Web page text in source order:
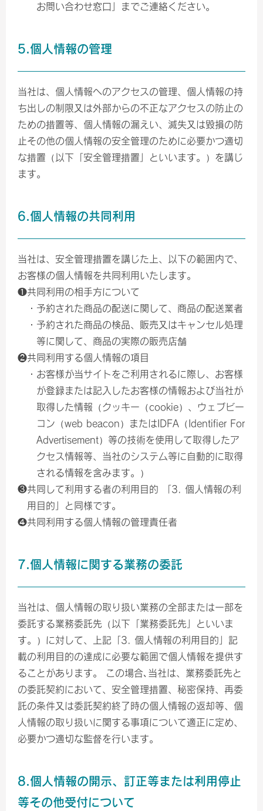
お問い合わせ窓口」までご連絡ください。
5.個人情報の管理
当社は、個人情報へのアクセスの管理、個人情報の持
ち出しの制限又は外部からの不正なアクセスの防止の
ための措置等、個人情報の漏えい、滅失又は毀損の防
止その他の個人情報の安全管理のために必要かつ適切
な措置（以下「安全管理措置」といいます。）を講じ
ます。
6.個人情報の共同利用
当社は、安全管理措置を講じた上、以下の範囲内で、
お客様の個人情報を共同利用いたします。
❶共同利用の相手方について
・予約された商品の配送に関して、商品の配送業者
・予約された商品の検品、販売又はキャンセル処理
等に関して、商品の実際の販売店舗
❷共同利用する個人情報の項目
・お客様が当サイトをご利用されるに際し、お客様
が登録または記入したお客様の情報および当社が
取得した情報（クッキー（cookie）、ウェブビー
コン（web beacon）またはIDFA（Identifier For
Advertisement）等の技術を使用して取得したア
クセス情報等、当社のシステム等に自動的に取得
される情報を含みます。）
❸共同して利用する者の利用目的 「3. 個人情報の利
用目的」と同様です。
❹共同利用する個人情報の管理責任者
7.個人情報に関する業務の委託
当社は、個人情報の取り扱い業務の全部または一部を
委託する業務委託先（以下「業務委託先」といいま
す。）に対して、上記「3. 個人情報の利用目的」記
載の利用目的の達成に必要な範囲で個人情報を提供す
ることがあります。 この場合､当社は、業務委託先と
の委託契約において、安全管理措置、秘密保持、再委
託の条件又は委託契約終了時の個人情報の返却等、個
人情報の取り扱いに関する事項について適正に定め、
必要かつ適切な監督を行います。
8.個人情報の開示、訂正等または利用停止
等その他受付について